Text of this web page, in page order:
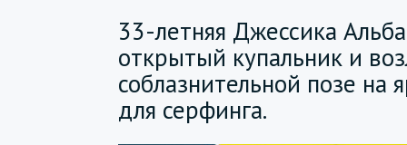
33-летняя Джессика
открытый купальник и
соблазнительной позе на
для серфинга.